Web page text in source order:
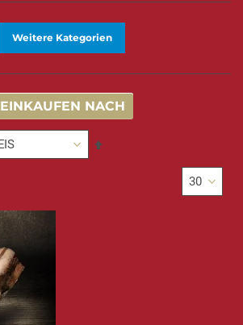
Weitere Kategorien
EINKAUFEN NACH
In